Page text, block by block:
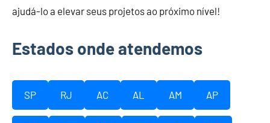
ajudá-lo a elevar seus projetos ao próximo nível!
Estados onde atendemos
SP RJ AC AL AM AP